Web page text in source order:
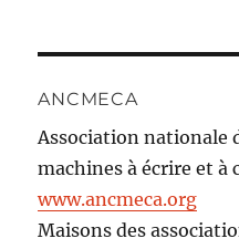
ANCMECA
Association nationale
machines à écrire et à
www.ancmeca.org
Maisons des